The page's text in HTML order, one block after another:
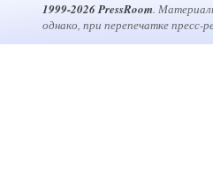
1999-2026 PressRoom.
однако, при перепечатке пресс-